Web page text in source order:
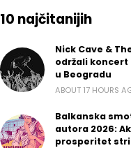
10 najčitanijih
Nick Cave &
održali koncert
u Beogradu
ABOUT 17 HOURS
Balkanska
autora 2026:
prosperitet